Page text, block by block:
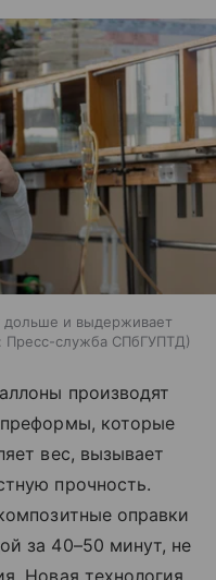
дольше и выдерживает
Пресс-служба СПбГУПТД
производят
которые
вес, вызывает
прочность.
оправки
за 40–50 минут, не
Новая технология